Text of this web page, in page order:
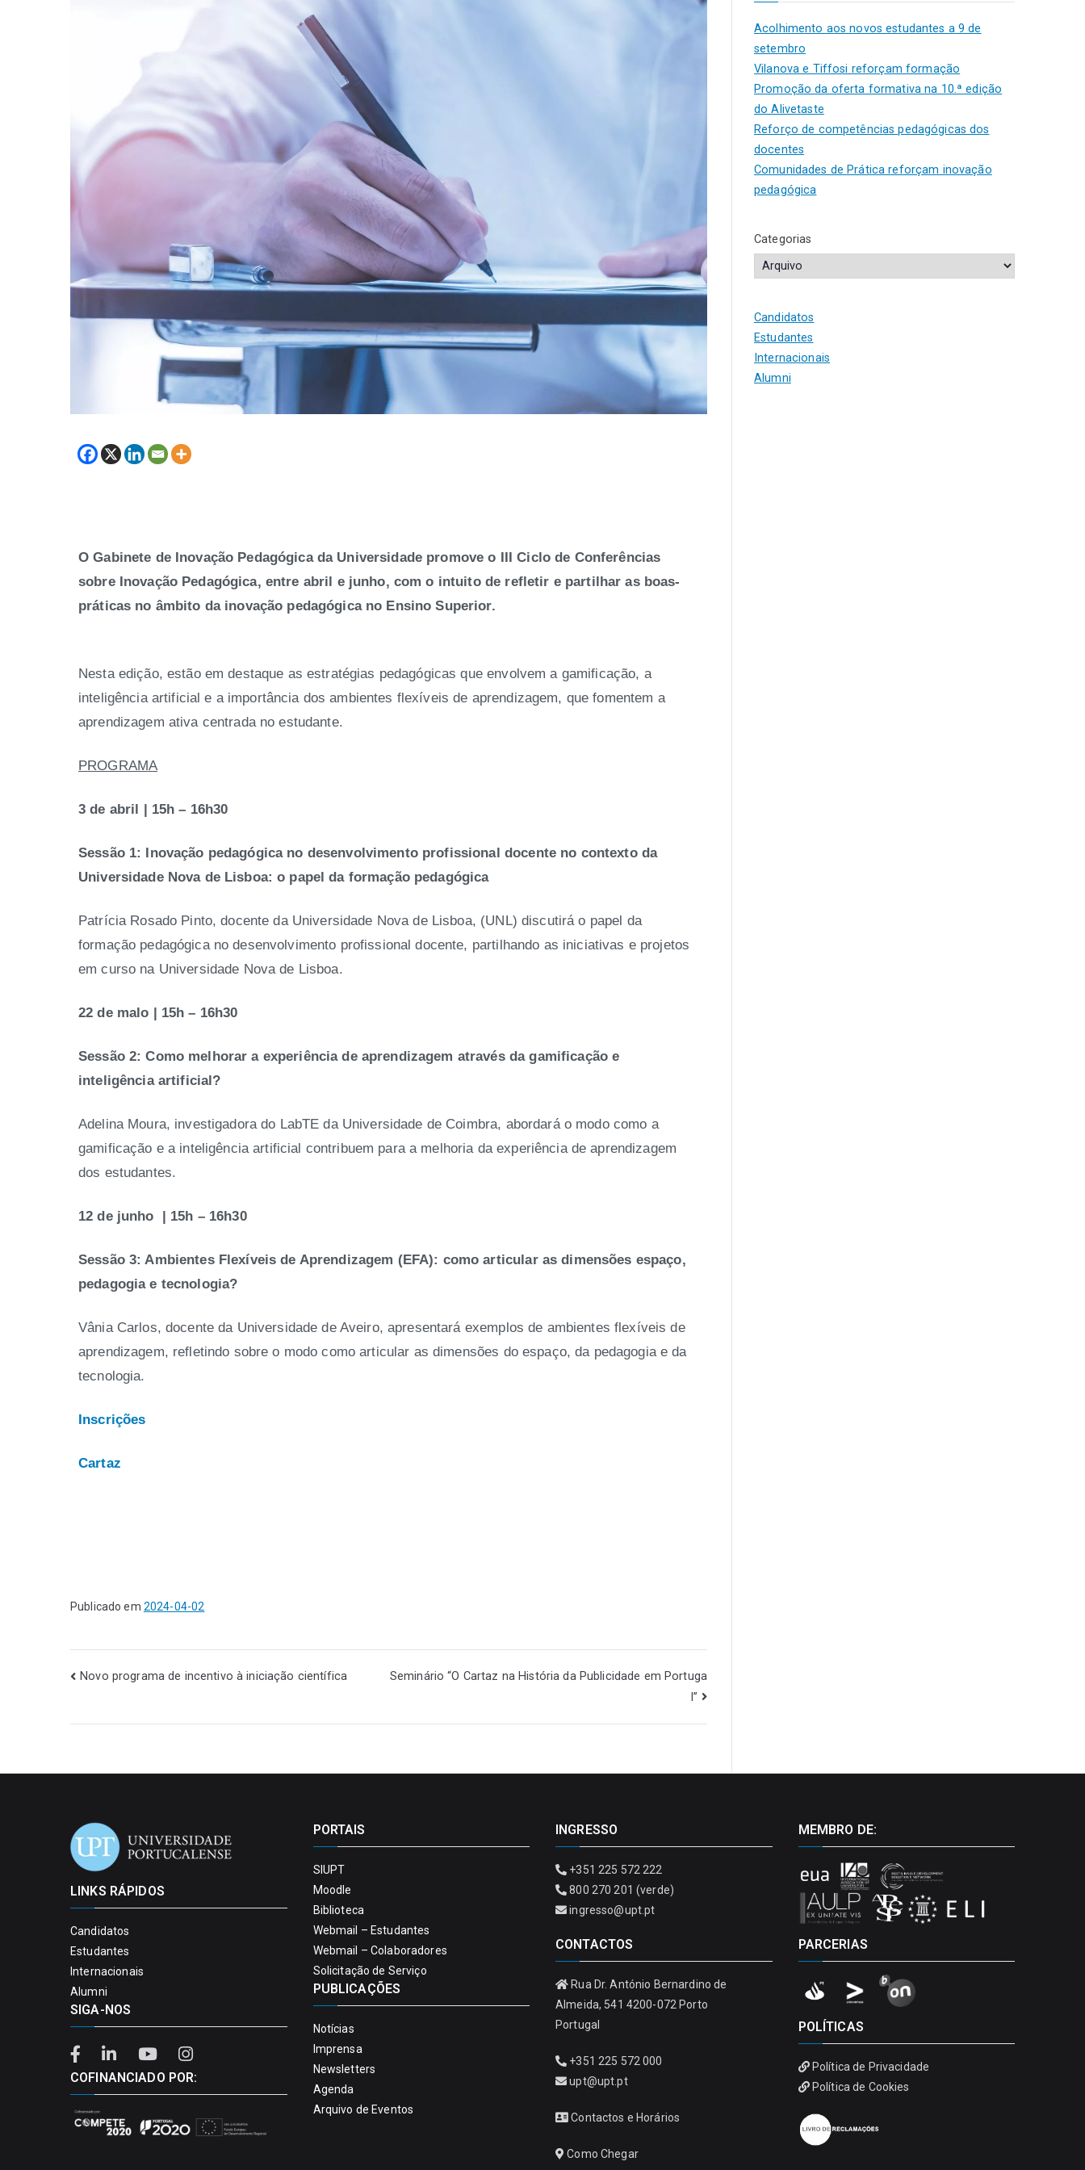
O Gabinete de Inovação Pedagógica da Universidade promove o III Ciclo de Conferências
sobre Inovação Pedagógica, entre abril e junho, com o intuito de refletir e partilhar as boas-
práticas no âmbito da inovação pedagógica no Ensino Superior.
Nesta edição, estão em destaque as estratégias pedagógicas que envolvem a gamificação, a
inteligência artificial e a importância dos ambientes flexíveis de aprendizagem, que fomentem a
aprendizagem ativa centrada no estudante.
PROGRAMA
3 de abril | 15h – 16h30
Sessão 1: Inovação pedagógica no desenvolvimento profissional docente no contexto da
Universidade Nova de Lisboa: o papel da formação pedagógica
Patrícia Rosado Pinto, docente da Universidade Nova de Lisboa, (UNL) discutirá o papel da
formação pedagógica no desenvolvimento profissional docente, partilhando as iniciativas e projetos
em curso na Universidade Nova de Lisboa.
22 de malo | 15h – 16h30
Sessão 2: Como melhorar a experiência de aprendizagem através da gamificação e
inteligência artificial?
Adelina Moura, investigadora do LabTE da Universidade de Coimbra, abordará o modo como a
gamificação e a inteligência artificial contribuem para a melhoria da experiência de aprendizagem
dos estudantes.
12 de junho | 15h – 16h30
Sessão 3: Ambientes Flexíveis de Aprendizagem (EFA): como articular as dimensões espaço,
pedagogia e tecnologia?
Vânia Carlos, docente da Universidade de Aveiro, apresentará exemplos de ambientes flexíveis de
aprendizagem, refletindo sobre o modo como articular as dimensões do espaço, da pedagogia e da
tecnologia.
Inscrições
Cartaz
Publicado em 2024-04-02
Novo programa de incentivo à iniciação científica
Seminário “O Cartaz na História da Publicidade em Portuga
l”
Acolhimento aos novos estudantes a 9 de
setembro
Vilanova e Tiffosi reforçam formação
Promoção da oferta formativa na 10.ª edição
do Alivetaste
Reforço de competências pedagógicas dos
docentes
Comunidades de Prática reforçam inovação
pedagógica
Categorias
Candidatos
Estudantes
Internacionais
Alumni
LINKS RÁPIDOS
Candidatos
Estudantes
Internacionais
Alumni
SIGA-NOS
COFINANCIADO POR:
PORTAIS
SIUPT
Moodle
Biblioteca
Webmail – Estudantes
Webmail – Colaboradores
Solicitação de Serviço
PUBLICAÇÕES
Notícias
Imprensa
Newsletters
Agenda
Arquivo de Eventos
INGRESSO
+351 225 572 222
800 270 201 (verde)
ingresso@upt.pt
CONTACTOS
Rua Dr. António Bernardino de
Almeida, 541 4200-072 Porto
Portugal
+351 225 572 000
upt@upt.pt
Contactos e Horários
Como Chegar
MEMBRO DE:
PARCERIAS
POLÍTICAS
Política de Privacidade
Política de Cookies